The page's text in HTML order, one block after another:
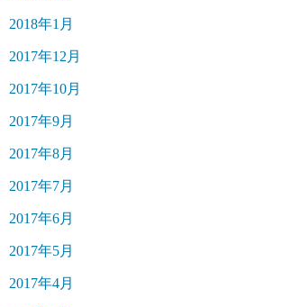
2018年1月
2017年12月
2017年10月
2017年9月
2017年8月
2017年7月
2017年6月
2017年5月
2017年4月